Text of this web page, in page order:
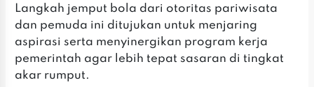
Langkah jemput bola dari otoritas pariwisata
dan pemuda ini ditujukan untuk menjaring
aspirasi serta menyinergikan program kerja
pemerintah agar lebih tepat sasaran di tingkat
akar rumput.